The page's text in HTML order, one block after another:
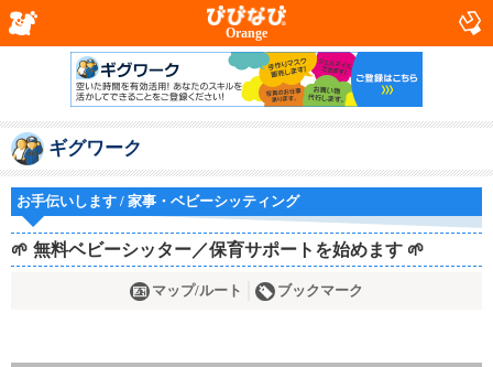
Orange
ギグワーク
お手伝いします / 家事・ベビーシッティング
🌱 無料ベビーシッター／保育サポートを始めます 🌱
マップ/ルート ブックマーク